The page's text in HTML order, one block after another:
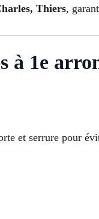
Thiers,
à 1e
et serrure pour